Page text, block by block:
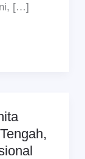
[…]